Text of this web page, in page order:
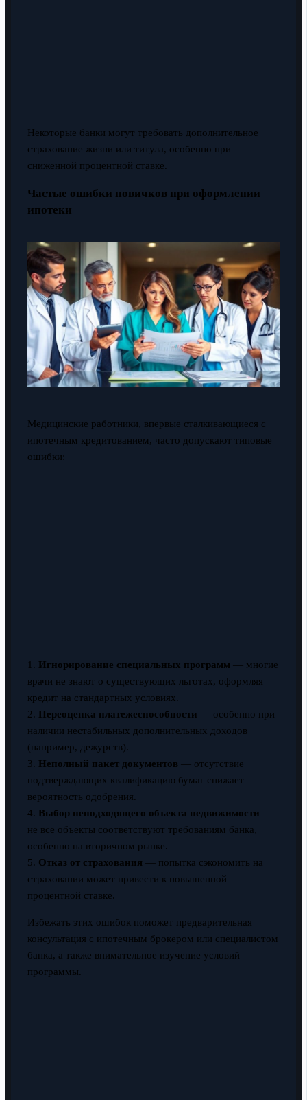
Некоторые банки могут требовать дополнительное
страхование жизни или титула, особенно при
сниженной процентной ставке.
Частые ошибки новичков при оформлении
ипотеки
Медицинские работники, впервые сталкивающиеся с
ипотечным кредитованием, часто допускают типовые
ошибки:
1. Игнорирование специальных программ — многие
врачи не знают о существующих льготах, оформляя
кредит на стандартных условиях.
2. Переоценка платежеспособности — особенно при
наличии нестабильных дополнительных доходов
(например, дежурств).
3. Неполный пакет документов — отсутствие
подтверждающих квалификацию бумаг снижает
вероятность одобрения.
4. Выбор неподходящего объекта недвижимости —
не все объекты соответствуют требованиям банка,
особенно на вторичном рынке.
5. Отказ от страхования — попытка сэкономить на
страховании может привести к повышенной
процентной ставке.
Избежать этих ошибок поможет предварительная
консультация с ипотечным брокером или специалистом
банка, а также внимательное изучение условий
программы.